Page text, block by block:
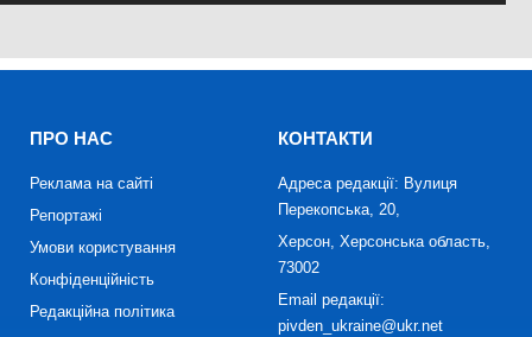
ПРО НАС
Реклама на сайті
Репортажі
Умови користування
Конфіденційність
Редакційна політика
КОНТАКТИ
Адреса редакції: Вулиця
Перекопська, 20,
Херсон, Херсонська область,
73002
Email редакції:
pivden_ukraine@ukr.net